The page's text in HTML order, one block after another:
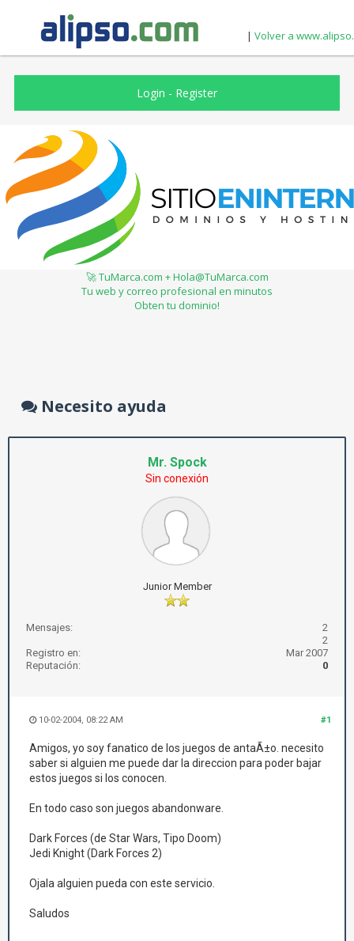
| Volver a
Login - Register
🚀 TuMarca.com + Hola@TuMarca.com
Tu web y correo profesional en minutos
Obten tu dominio!
Necesito ayuda
Mr. Spock
Sin conexión
Junior Member
Mensajes:
2
2
Registro en:
Mar 2007
Reputación:
0
#1
10-02-2004, 08:22 AM
Amigos, yo soy fanatico de los juegos de antaÃ±o. necesito
saber si alguien me puede dar la direccion para poder bajar
estos juegos si los conocen.
En todo caso son juegos abandonware.
Dark Forces (de Star Wars, Tipo Doom)
Jedi Knight (Dark Forces 2)
Ojala alguien pueda con este servicio.
Saludos